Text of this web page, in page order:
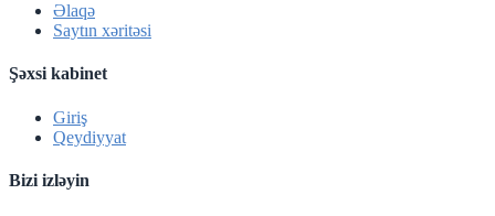
Əlaqə
Saytın xəritəsi
Şəxsi kabinet
Giriş
Qeydiyyat
Bizi izləyin